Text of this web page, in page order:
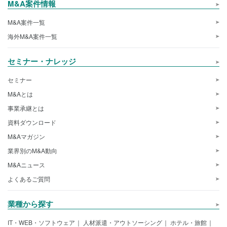
M&A案件情報
M&A案件一覧
海外M&A案件一覧
セミナー・ナレッジ
セミナー
M&Aとは
事業承継とは
資料ダウンロード
M&Aマガジン
業界別のM&A動向
M&Aニュース
よくあるご質問
業種から探す
IT・WEB・ソフトウェア 人材派遣・アウトソーシング
ホテル・旅館